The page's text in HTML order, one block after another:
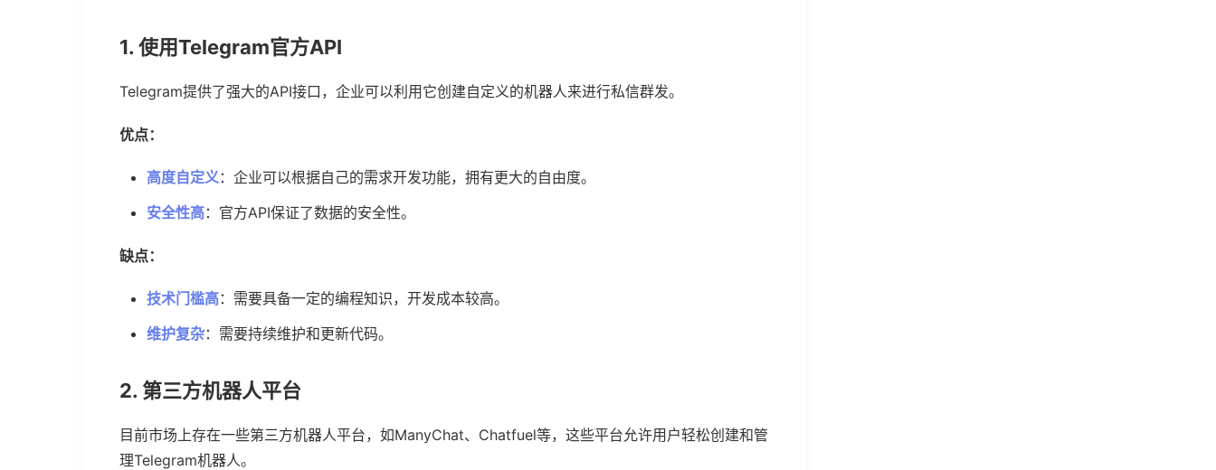
1. 使用Telegram官方API
Telegram提供了强大的API接口，企业可以利用它创建自定义的机器人来进行私信群发。
优点：
高度自定义：企业可以根据自己的需求开发功能，拥有更大的自由度。
安全性高：官方API保证了数据的安全性。
缺点：
技术门槛高：需要具备一定的编程知识，开发成本较高。
维护复杂：需要持续维护和更新代码。
2. 第三方机器人平台
目前市场上存在一些第三方机器人平台，如ManyChat、Chatfuel等，这些平台允许用户轻松创建和管
理Telegram机器人。